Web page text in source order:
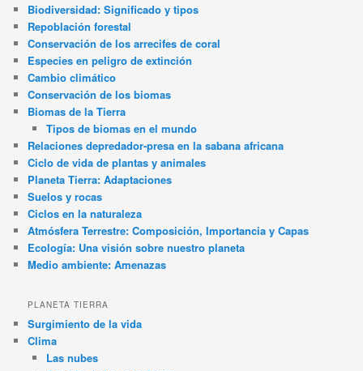
Biodiversidad: Significado y tipos
Repoblación forestal
Conservación de los arrecifes de coral
Especies en peligro de extinción
Cambio climático
Conservación de los biomas
Biomas de la Tierra
Tipos de biomas en el mundo
Relaciones depredador-presa en la sabana africana
Ciclo de vida de plantas y animales
Planeta Tierra: Adaptaciones
Suelos y rocas
Ciclos en la naturaleza
Atmósfera Terrestre: Composición, Importancia y Capas
Ecología: Una visión sobre nuestro planeta
Medio ambiente: Amenazas
PLANETA TIERRA
Surgimiento de la vida
Clima
Las nubes